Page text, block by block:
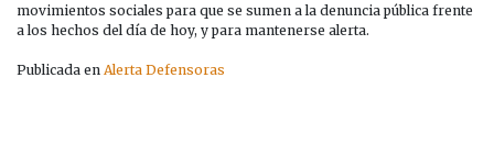
movimientos sociales para que se sumen a la denuncia pública frente
a los hechos del día de hoy, y para mantenerse alerta.
Publicada en Alerta Defensoras